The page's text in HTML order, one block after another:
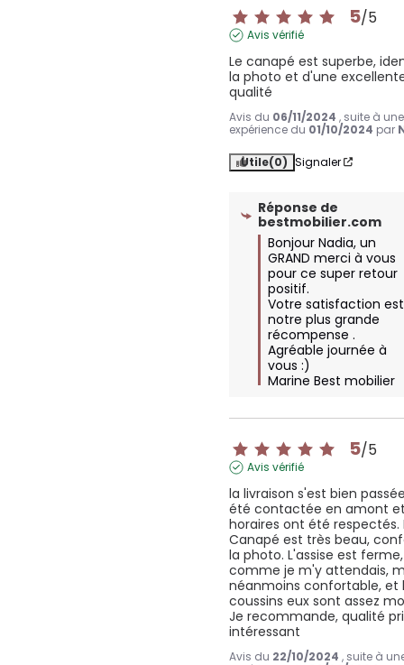
5/5
Avis vérifié
Le canapé est superbe,
la photo et d'une
qualité
Avis du 06/11/2024 , suite à une
expérience du 01/10/2024 par
Utile(0) Signaler
Réponse de
bestmobilier.com
Bonjour Nadia, un
GRAND merci à vous
pour ce super retour
positif.
Votre satisfaction est
notre plus grande
récompense .
Agréable journée à
vous :)
Marine Best mobilier
5/5
Avis vérifié
la livraison s'est bien
été contactée en amont
horaires ont été respectés.
Canapé est très beau,
la photo. L'assise est ferme,
comme je m'y attendais,
néanmoins confortable, et
coussins eux sont assez
Je recommande, qualité
intéressant
Avis du 22/10/2024 , suite à